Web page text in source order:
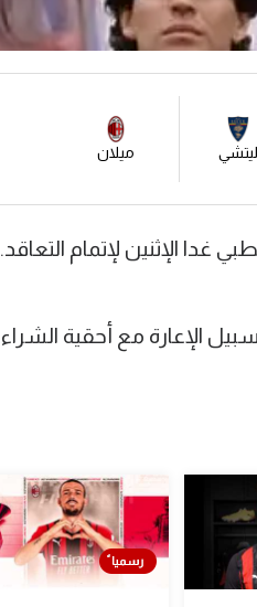
ليتشي ميلان
الإثنين لإتمام التعاقد.